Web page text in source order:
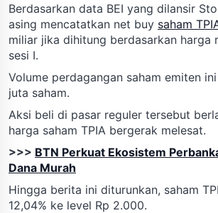
Berdasarkan data BEI yang dilansir
asing mencatatkan net buy saham
miliar jika dihitung berdasarkan harga
sesi I.
Volume perdagangan saham emiten
juta saham.
Aksi beli di pasar reguler tersebut
harga saham TPIA bergerak melesat.
>>> BTN Perkuat Ekosistem
Dana Murah
Hingga berita ini diturunkan, saham
12,04% ke level Rp 2.000.